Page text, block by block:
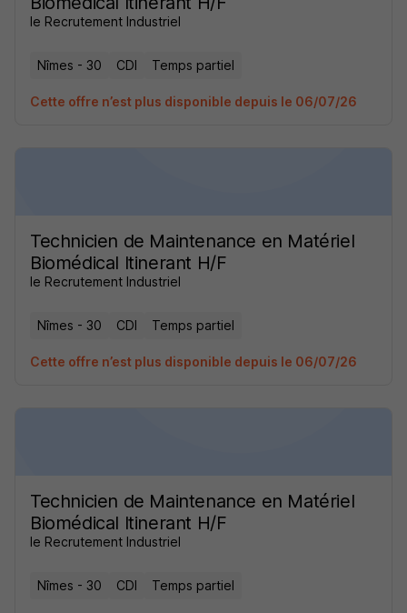
le Recrutement Industriel
Nîmes - 30 CDI Temps partiel
Cette offre n’est plus disponible depuis le 06/07/26
Technicien de Maintenance en Matériel
Biomédical Itinerant H/F
le Recrutement Industriel
Nîmes - 30 CDI Temps partiel
Cette offre n’est plus disponible depuis le 06/07/26
Technicien de Maintenance en Matériel
Biomédical Itinerant H/F
le Recrutement Industriel
Nîmes - 30 CDI Temps partiel